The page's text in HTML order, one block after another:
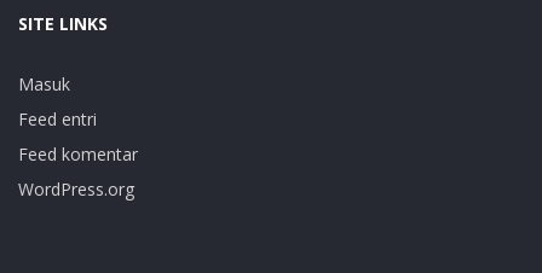
SITE LINKS
Masuk
Feed entri
Feed komentar
WordPress.org